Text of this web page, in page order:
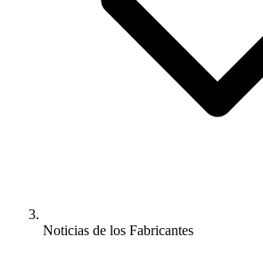
Noticias de los Fabricantes